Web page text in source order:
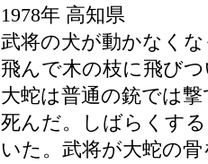
1978年 高知県
武将の犬が動かなく
飛んで木の枝に飛び
大蛇は普通の銃では
死んだ。しばらくす
いた。武将が大蛇の